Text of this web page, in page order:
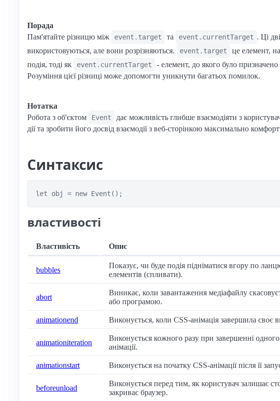
Порада
Пам'ятайте різницю між
event.target та event.currentTarget . Ці
використовуються, але вони розрізняються.
event.target
це елемент,
подія, тоді як
event.currentTarget
- елемент, до якого було призначено
Розуміння цієї різниці може допомогти уникнути багатьох помилок.
Нотатка
Робота з об'єктом
Event
дає можливість глибше взаємодіяти з
дії та зробити його досвід взаємодії з веб-сторінкою максимально
Синтаксис
let obj = new Event();
властивості
Властивість Опис
bubbles
Показує, чи буде подія підніматися вгору по
елементів (спливати).
abort
Виникає, коли завантаження медіафайлу
або програмою.
animationend Виконується, коли CSS-анімація завершила своє
animationiteration
Виконується кожного разу при завершенні
анімації.
animationstart Виконується на початку CSS-анімації після її
beforeunload
Виконується перед тим, як користувач залишає
закриває браузер.